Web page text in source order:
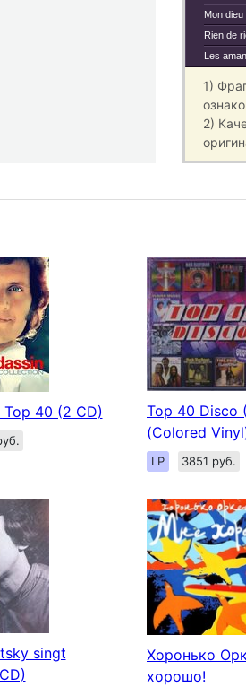
Mon dieu
Rien de
Les
1)
2)
40 (2 CD)
Top 40 Disco
(Colored
LP 3851 руб.
singt
Хоронько
хорошо!